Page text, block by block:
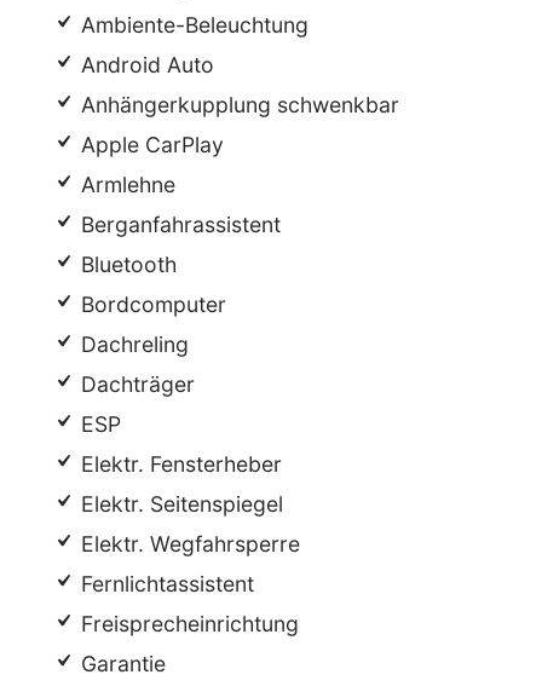
Ambiente-Beleuchtung
Android Auto
Anhängerkupplung schwenkbar
Apple CarPlay
Armlehne
Berganfahrassistent
Bluetooth
Bordcomputer
Dachreling
Dachträger
ESP
Elektr. Fensterheber
Elektr. Seitenspiegel
Elektr. Wegfahrsperre
Fernlichtassistent
Freisprecheinrichtung
Garantie